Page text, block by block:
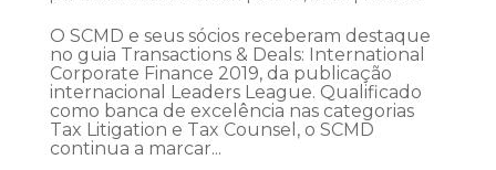
O SCMD e seus sócios receberam destaque
no guia Transactions & Deals: International
Corporate Finance 2019, da publicação
internacional Leaders League. Qualificado
como banca de excelência nas categorias
Tax Litigation e Tax Counsel, o SCMD
continua a marcar...